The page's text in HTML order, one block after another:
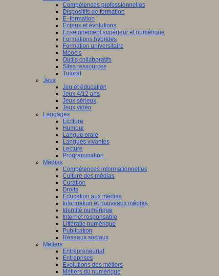
Compétences professionnelles
Dispositifs de formation
E- formation
Enjeux et évolutions
Enseignement supérieur et numérique
Formations hybrides
Formation universitaire
Mooc’s
Outils collaboratifs
Sites ressources
Tutorat
Jeux
Jeu et éducation
Jeux 4/12 ans
Jeux sérieux
Jeux vidéo
Langages
Ecriture
Humour
Langue orale
Langues vivantes
Lecture
Programmation
Médias
Compétences informationnelles
Culture des médias
Curation
Droits
Education aux médias
Information et nouveaux médias
Identité numérique
Internet responsable
Littératie numérique
Publication
Réseaux sociaux
Métiers
Entrepreneuriat
Entreprises
Evolutions des métiers
Métiers du numérique